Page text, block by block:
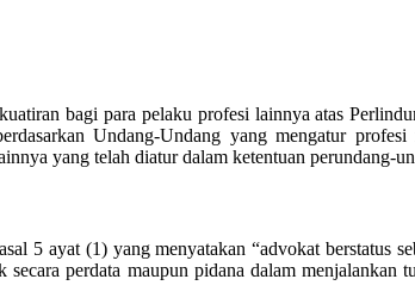
bagi para pelaku profesi lainnya atas
Undang-Undang yang mengatur
yang telah diatur dalam ketentuan perundang-
5 ayat (1) yang menyatakan “advokat berstatus
perdata maupun pidana dalam